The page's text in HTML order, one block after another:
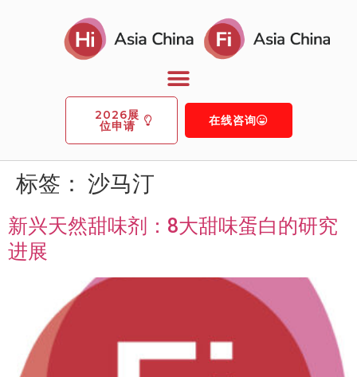
2026展
位申请 在线咨询
标签： 沙马汀
新兴天然甜味剂：8大甜味蛋白的研究
进展